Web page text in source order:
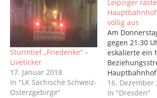
Sturmtief „Friederike“ –
Liveticker
17. Januar 2018
In "LK Sächische Schweiz-
Osterzgebirge"
Leipziger
völlig aus
Am
gegen 21:30
eskalierte ein
Während
lautstarken
16. Dezember
In "Dresden"